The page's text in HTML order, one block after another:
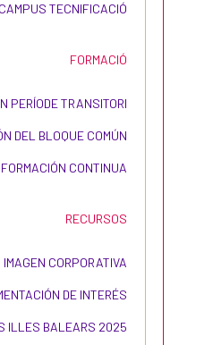
CAMPUS TECNIFICACIÓ
FORMACIÓ
PERÍODE TRANSITORI
DEL BLOQUE COMÚN
FORMACIÓN CONTINUA
RECURSOS
IMAGEN CORPORATIVA
DE INTERÉS
ILLES BALEARS 2025